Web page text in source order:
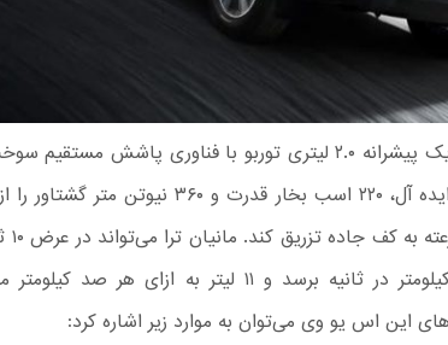
یک پیشرانه ۲.۰ لیتری توربو با فناوری پاشش مستقیم
گرفته که می‌تواند در شرایط ایده آل، ۲۲۰ اسب بخار قدرت و ۳۶۰ نیوتن
یک
سکون مطلق به شتاب ۱۰۰ کیلومتر در ثانیه برسد و ۱۱ لیتر به ازای هر
این اس یو وی می‌توان به موارد زیر اشاره کرد: